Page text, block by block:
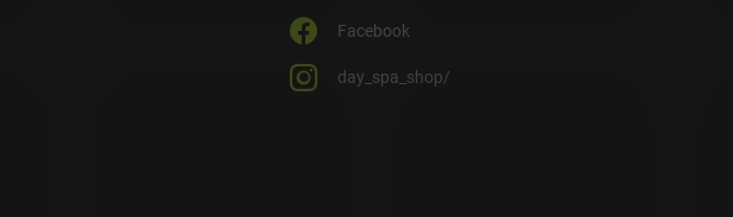
Facebook
day_spa_shop/